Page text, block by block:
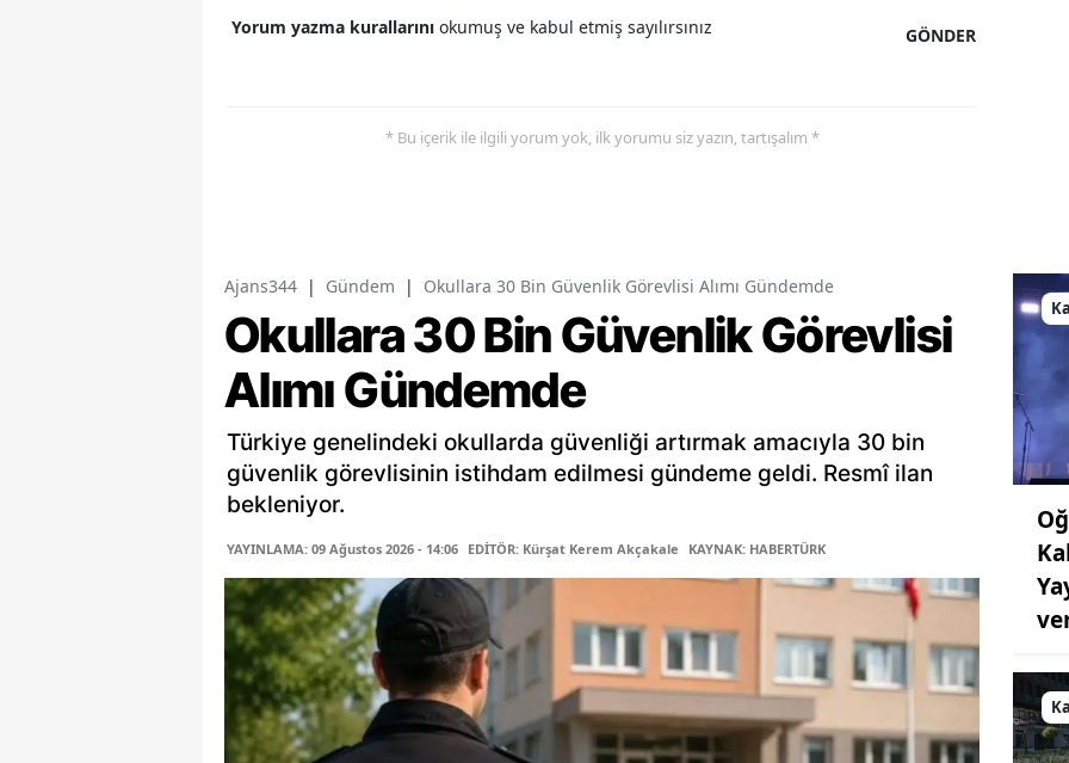
GÖNDER
Yorum yazma kurallarını okumuş ve kabul etmiş sayılırsınız
* Bu içerik ile ilgili yorum yok, ilk yorumu siz yazın, tartışalım *
Ajans344 | Gündem | Okullara 30 Bin Güvenlik Görevlisi Alımı Gündemde
Okullara 30 Bin Güvenlik Görevlisi
Alımı Gündemde
Türkiye genelindeki okullarda güvenliği artırmak amacıyla 30 bin
güvenlik görevlisinin istihdam edilmesi gündeme geldi. Resmî ilan
bekleniyor.
YAYINLAMA: 09 Ağustos 2026 - 14:06 EDİTÖR: Kürşat Kerem Akçakale KAYNAK: HABERTÜRK